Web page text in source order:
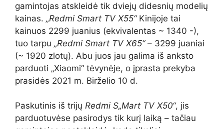
gamintojas atskleidė tik dviejų didesnių modelių
kainas. „Redmi Smart TV X55“Kinijoje tai
kainuos 2299 juanius (ekvivalentas ~ 1340 -),
tuo tarpu „Redmi Smart TV X65“– 3299 juaniai
(~ 1920 zlotų). Abu juos jau galima iš anksto
parduoti „Xiaomi“ tėvynėje, o įprasta prekyba
prasidės 2021 m. Birželio 10 d.
Paskutinis iš trijų Redmi S„Mart TV X50“, jis
parduotuvėse pasirodys tik kurį laiką – tačiau